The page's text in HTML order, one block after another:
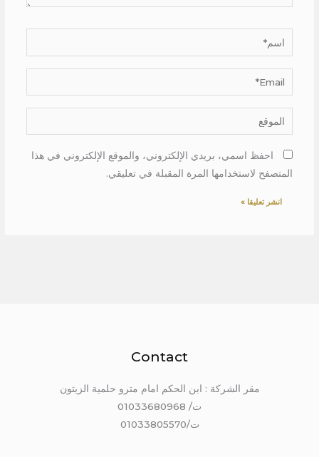
اسم*
Email*
الموقع
احفظ اسمي، بريدي الإلكتروني، والموقع الإلكتروني في هذا
المتصفح لاستخدامها المرة المقبلة في تعليقي.
Contact
مقر الشركة : ابن الحكم امام مترو حلمية الزيتون
ت/ 01033680968
ت/01033805570